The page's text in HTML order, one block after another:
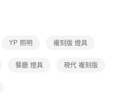
額後，即可完成結帳。
點擊此簡訊中的連結，可透過四大超商／
立刻繳費，但若您需要取消訂單，請聯絡
後付 」之結帳頁面顯示為準，若有關於
YP 照明 複刻版 燈具
餐廳 燈具 現代 複刻版